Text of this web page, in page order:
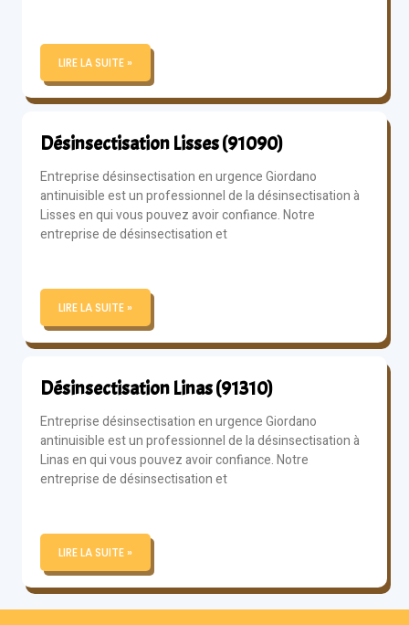
LIRE LA SUITE »
Désinsectisation Lisses (91090)
Entreprise désinsectisation en urgence Giordano
antinuisible est un professionnel de la désinsectisation à
Lisses en qui vous pouvez avoir confiance. Notre
entreprise de désinsectisation et
LIRE LA SUITE »
Désinsectisation Linas (91310)
Entreprise désinsectisation en urgence Giordano
antinuisible est un professionnel de la désinsectisation à
Linas en qui vous pouvez avoir confiance. Notre
entreprise de désinsectisation et
LIRE LA SUITE »